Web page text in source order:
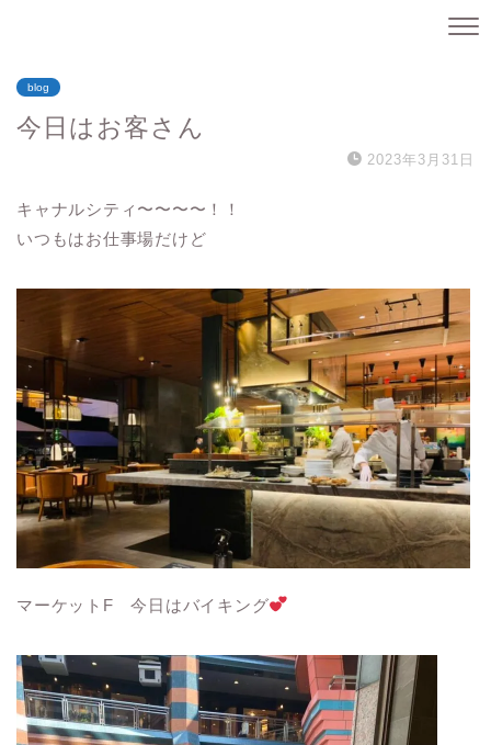
blog
今日はお客さん
2023年3月31日
キャナルシティ〜〜〜〜！！
いつもはお仕事場だけど
マーケットF 今日はバイキング